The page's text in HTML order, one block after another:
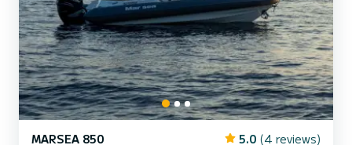
MARSEA 850 5.0 (4 reviews)